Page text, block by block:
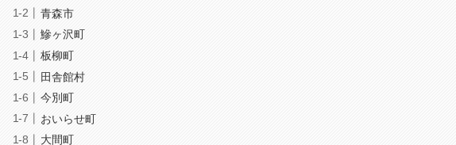
青森市
鰺ヶ沢町
板柳町
田舎館村
今別町
おいらせ町
大間町